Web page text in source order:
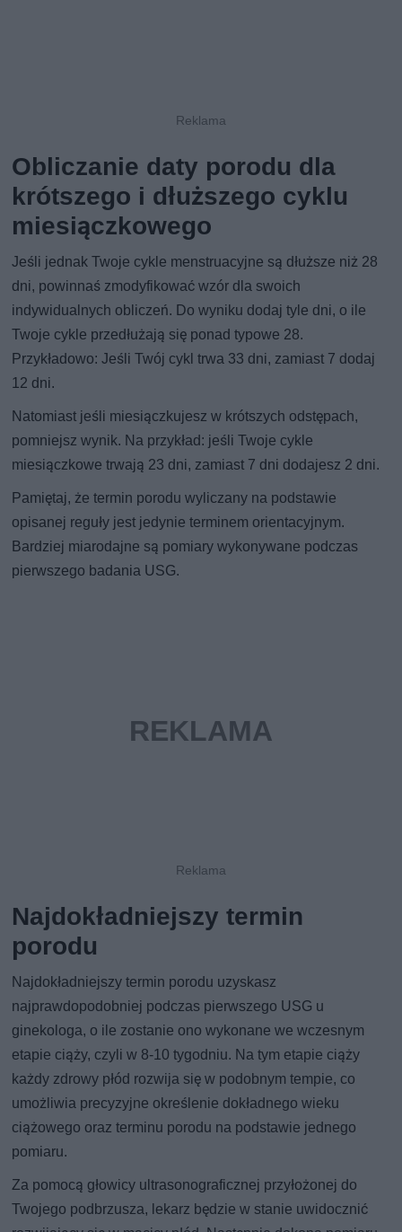
Obliczanie daty porodu dla
krótszego i dłuższego cyklu
miesiączkowego
Jeśli jednak Twoje cykle menstruacyjne są dłuższe niż 28
dni, powinnaś zmodyfikować wzór dla swoich
indywidualnych obliczeń. Do wyniku dodaj tyle dni, o ile
Twoje cykle przedłużają się ponad typowe 28.
Przykładowo: Jeśli Twój cykl trwa 33 dni, zamiast 7 dodaj
12 dni.
Natomiast jeśli miesiączkujesz w krótszych odstępach,
pomniejsz wynik. Na przykład: jeśli Twoje cykle
miesiączkowe trwają 23 dni, zamiast 7 dni dodajesz 2 dni.
Pamiętaj, że termin porodu wyliczany na podstawie
opisanej reguły jest jedynie terminem orientacyjnym.
Bardziej miarodajne są pomiary wykonywane podczas
pierwszego badania USG.
Najdokładniejszy termin
porodu
Najdokładniejszy termin porodu uzyskasz
najprawdopodobniej podczas pierwszego USG u
ginekologa, o ile zostanie ono wykonane we wczesnym
etapie ciąży, czyli w 8-10 tygodniu. Na tym etapie ciąży
każdy zdrowy płód rozwija się w podobnym tempie, co
umożliwia precyzyjne określenie dokładnego wieku
ciążowego oraz terminu porodu na podstawie jednego
pomiaru.
Za pomocą głowicy ultrasonograficznej przyłożonej do
Twojego podbrzusza, lekarz będzie w stanie uwidocznić